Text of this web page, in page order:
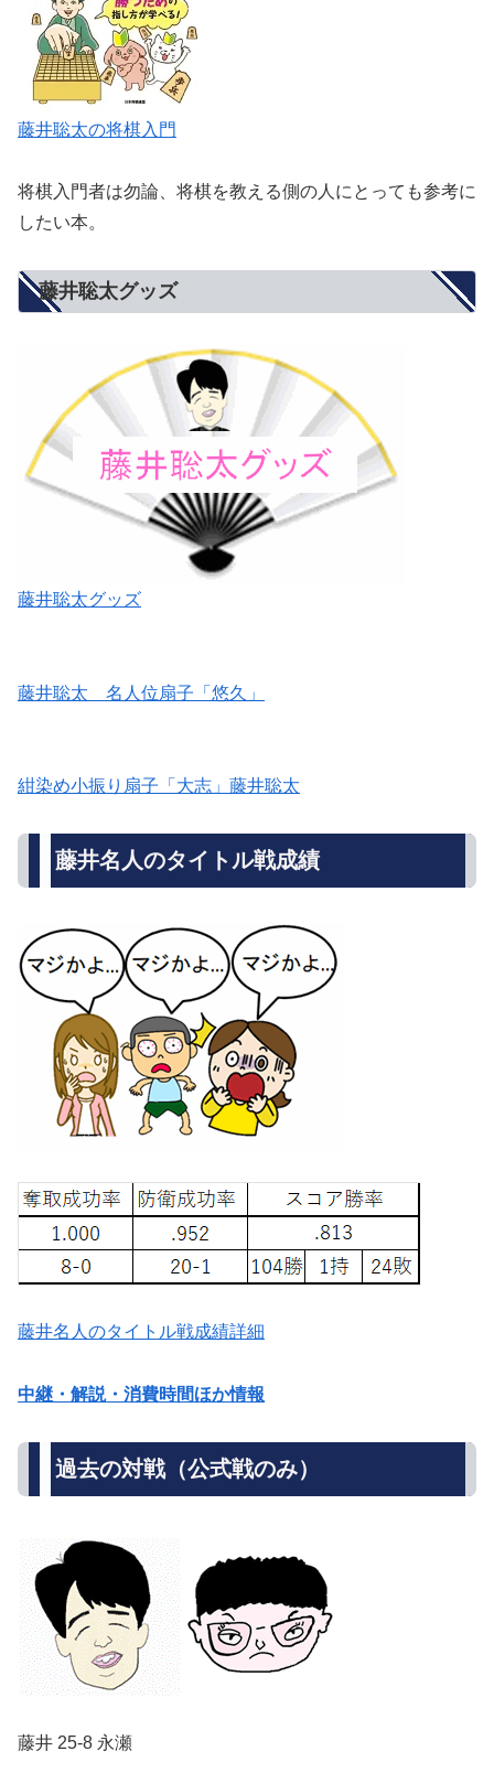
藤井聡太の将棋入門
将棋入門者は勿論、将棋を教える側の人にとっても参考に
したい本。
藤井聡太グッズ
藤井聡太グッズ
藤井聡太 名人位扇子「悠久」
紺染め小振り扇子「大志」藤井聡太
藤井名人のタイトル戦成績
藤井名人のタイトル戦成績詳細
中継・解説・消費時間ほか情報
過去の対戦（公式戦のみ）
藤井 25-8 永瀬